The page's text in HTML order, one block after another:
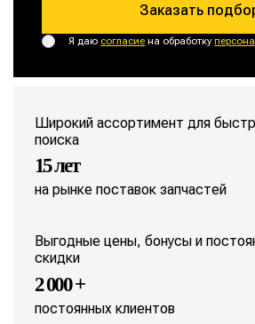
Заказать
Я даю согласие на обработку
Широкий ассортимент для
поиска
15 лет
на рынке поставок запчастей
Выгодные цены, бонусы и
скидки
2 000 +
постоянных клиентов